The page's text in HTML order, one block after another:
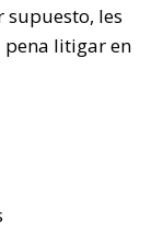
supuesto, les
pena litigar en